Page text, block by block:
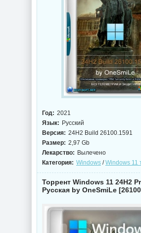
Год: 2021
Язык: Русский
Версия: 24H2 Build 26100.1591
Размер: 2,97 Gb
Лекарство: Вылечено
Категория: Windows /Windows 11
Торрент Windows 11 24H2
Русская by OneSmiLe